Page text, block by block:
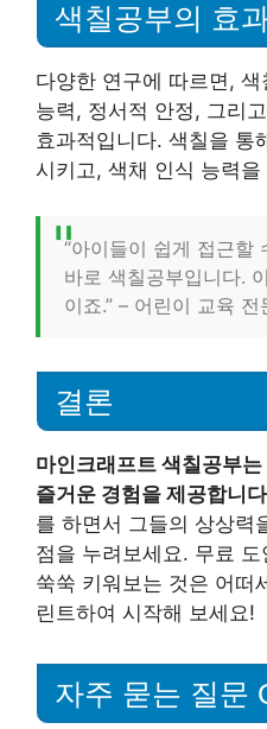
색칠공부의 효
다양한 연구에 따르면,
능력, 정서적 안정, 그리
효과적입니다. 색칠을 통
시키고, 색채 인식 능력
“아이들이 쉽게 접근할
바로 색칠공부입니다.
이죠.” – 어린이 교육 전
결론
마인크래프트 색칠공부
즐거운 경험을 제공합니
를 하면서 그들의 상상력
점을 누려보세요. 무료
쑥쑥 키워보는 것은 어떠
린트하여 시작해 보세요!
자주 묻는 질문